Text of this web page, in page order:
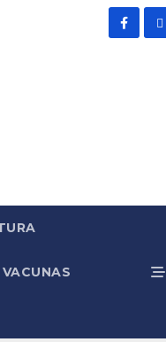
VACUNAS